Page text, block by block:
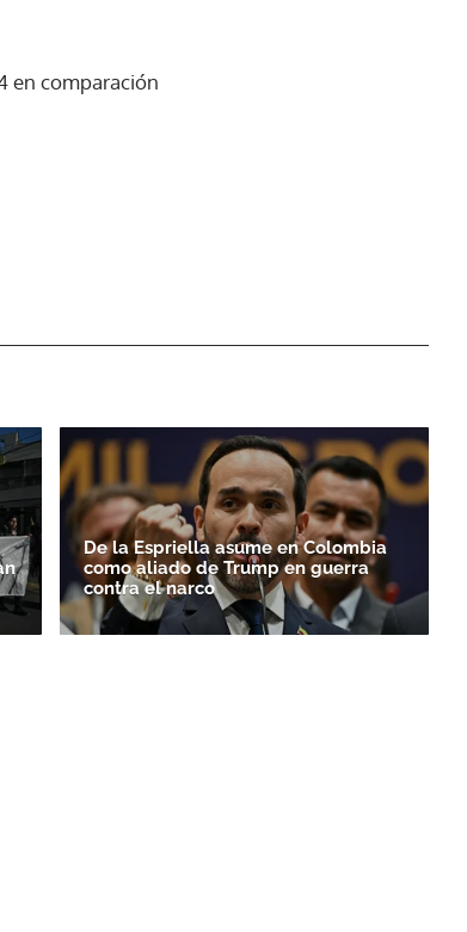
en comparación
De la Espriella asume en Colombia
como aliado de Trump en guerra
contra el narco